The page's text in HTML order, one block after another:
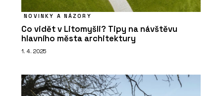
NOVINKY A NÁZORY
Co vidět v Litomyšli? Tipy na návštěvu
hlavního města architektury
1. 4. 2025